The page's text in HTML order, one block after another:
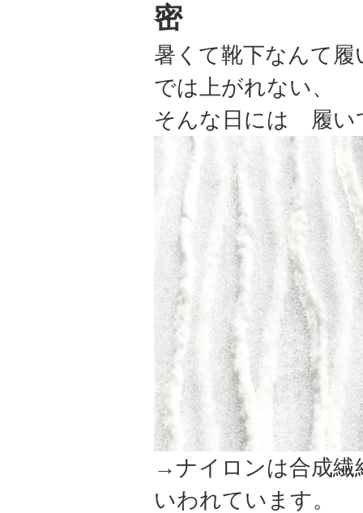
密
暑くて靴下なんて
では上がれない、
そんな日には 履い
→ナイロンは合成繊
いわれています。